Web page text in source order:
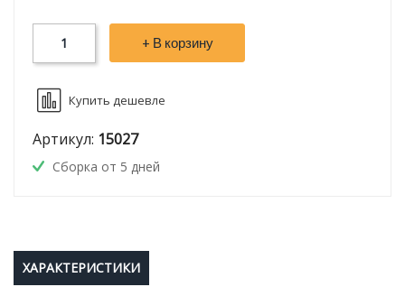
+ В корзину
Купить дешевле
Артикул: 15027
Сборка от 5 дней
ХАРАКТЕРИСТИКИ